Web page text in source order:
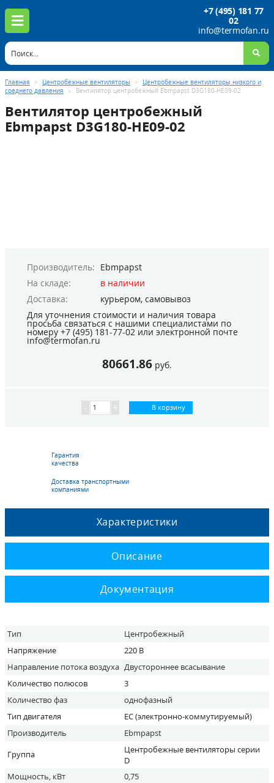
+7 (495) 181 77
02
info@termofan.ru
Главная > Центробежные вентиляторы >
Центробежные вентиляторы низкого и
среднего давления
> Вентилятор центробежный Ebmpapst D3G180-HE09-02
Вентилятор центробежный
Ebmpapst D3G180-HE09-02
Производитель: Ebmpapst
На складе:
в наличии
Доставка:
курьером, самовывоз
Для уточнения стоимости и наличия товара
просьба связаться с нашими специалистами по
номеру +7 (495) 181-77-02 или электронной почте
info@termofan.ru
80661.86 руб.
- + В корзину
Гарантия
качества
Доставка транспортными
компаниями
Характеристики
Описание
Документация
Тип
Центробежный
Напряжение
220 В
Направление потока воздуха Двустороннее всасывание
Количество полюсов
3
Количество фаз
однофазный
Тип двигателя
EC (электронно-коммутируемый)
Производитель
Ebmpapst
Группа
Центробежные вентиляторы серии
D
Мощность, кВт
0,75